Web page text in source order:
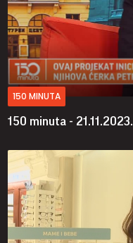
150 MINUTA
150 minuta - 21.11.2023.